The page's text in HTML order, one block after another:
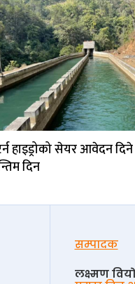
हाइड्रोको सेयर आवेदन
दिन
सम्पादक
लक्ष्मण